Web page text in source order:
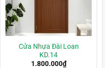
Cửa Nhựa Đài Loan
KD.14
1.800.000₫